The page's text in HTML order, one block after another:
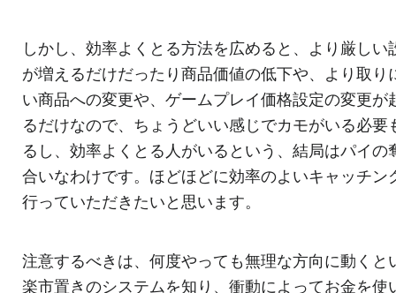
しかし、効率よくとる方法を広めると、より厳しい
が増えるだけだったり商品価値の低下や、より取り
い商品への変更や、ゲームプレイ価格設定の変更が
るだけなので、ちょうどいい感じでカモがいる必要
るし、効率よくとる人がいるという、結局はパイの
合いなわけです。ほどほどに効率のよいキャッチン
行っていただきたいと思います。
注意するべきは、何度やっても無理な方向に動くと
楽市置きのシステムを知り、衝動によってお金を使